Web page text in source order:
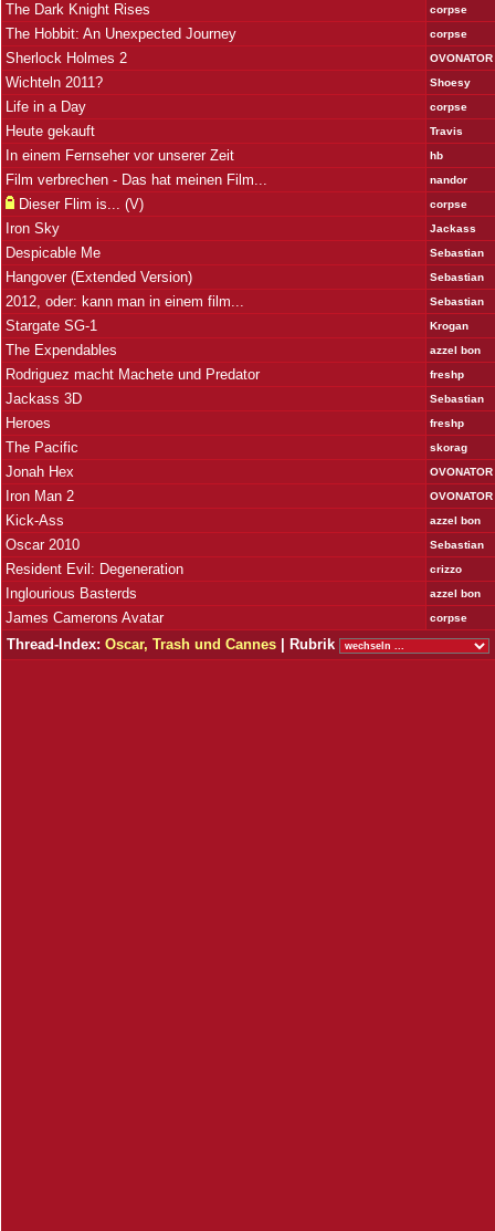
The Dark Knight Rises corpse
The Hobbit: An Unexpected Journey corpse
Sherlock Holmes 2 OVONATOR
Wichteln 2011? Shoesy
Life in a Day corpse
Heute gekauft Travis
In einem Fernseher vor unserer Zeit hb
Film verbrechen - Das hat meinen Film... nandor
Dieser Flim is... (V) corpse
Iron Sky Jackass
Despicable Me Sebastian
Hangover (Extended Version) Sebastian
2012, oder: kann man in einem film... Sebastian
Stargate SG-1 Krogan
The Expendables azzel bon
Rodriguez macht Machete und Predator freshp
Jackass 3D Sebastian
Heroes freshp
The Pacific skorag
Jonah Hex OVONATOR
Iron Man 2 OVONATOR
Kick-Ass azzel bon
Oscar 2010 Sebastian
Resident Evil: Degeneration crizzo
Inglourious Basterds azzel bon
James Camerons Avatar corpse
Thread-Index: Oscar, Trash und Cannes | Rubrik